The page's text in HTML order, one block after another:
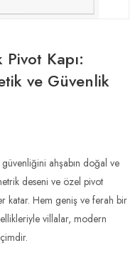
Kapı:
ve Güvenlik
ahşabın doğal ve
deseni ve özel pivot
katar. Hem geniş ve ferah bir
villalar, modern